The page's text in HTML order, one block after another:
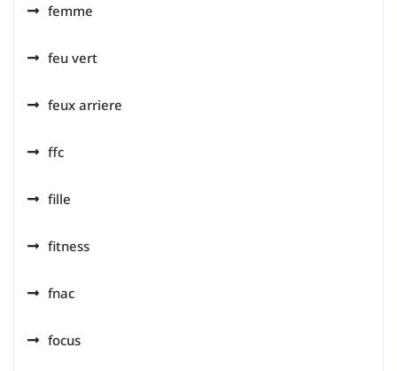
femme
feu vert
feux arriere
ffc
fille
fitness
fnac
focus